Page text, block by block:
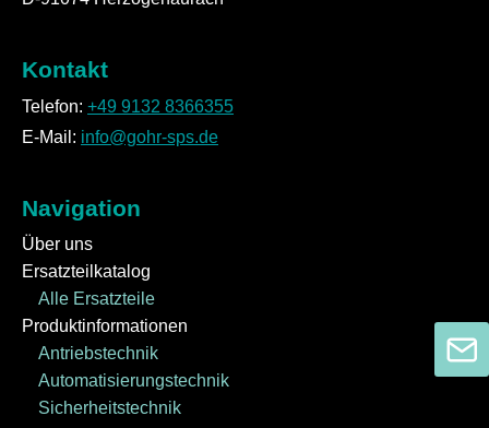
Kontakt
Telefon: +49 9132 8366355
E-Mail: info@gohr-sps.de
Navigation
Über uns
Ersatzteilkatalog
Alle Ersatzteile
Produktinformationen
Antriebstechnik
Automatisierungstechnik
Sicherheitstechnik